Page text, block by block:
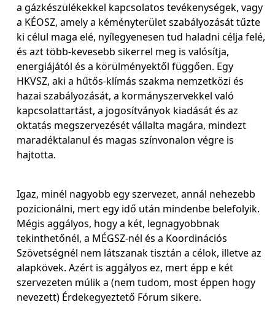
a gázkészülékekkel kapcsolatos tevékenységek, vagy
a KÉOSZ, amely a kéményterület szabályozását tűzte
ki célul maga elé, nyílegyenesen tud haladni célja felé,
és azt több-kevesebb sikerrel meg is valósítja,
energiájától és a körülményektől függően. Egy
HKVSZ, aki a hűtős-klímás szakma nemzetközi és
hazai szabályozását, a kormányszervekkel való
kapcsolattartást, a jogosítványok kiadását és az
oktatás megszervezését vállalta magára, mindezt
maradéktalanul és magas színvonalon végre is
hajtotta.
Igaz, minél nagyobb egy szervezet, annál nehezebb
pozicionálni, mert egy idő után mindenbe belefolyik.
Mégis aggályos, hogy a két, legnagyobbnak
tekinthetőnél, a MÉGSZ-nél és a Koordinációs
Szövetségnél nem látszanak tisztán a célok, illetve az
alapkövek. Azért is aggályos ez, mert épp e két
szervezeten múlik a (nem tudom, most éppen hogy
nevezett) Érdekegyeztető Fórum sikere.